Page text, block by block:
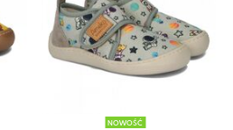
NOWOŚĆ